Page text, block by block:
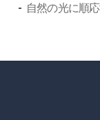
自然の光に順